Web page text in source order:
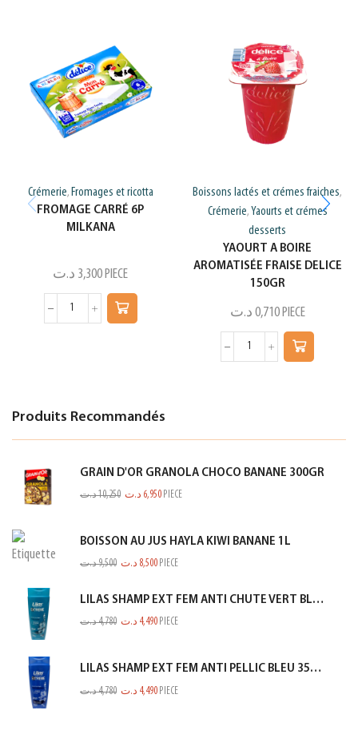
Crémerie, Fromages et ricotta
FROMAGE CARRÉ 6P
MILKANA
3,300 د.ت PIECE
Boissons lactés et crémes fraiches,
Crémerie, Yaourts et crémes
desserts
YAOURT A BOIRE
AROMATISÉE FRAISE DELICE
150GR
0,710 د.ت PIECE
Produits Recommandés
GRAIN D'OR GRANOLA CHOCO BANANE 300GR
10,250د.ت 6,950 د.ت PIECE
BOISSON AU JUS HAYLA KIWI BANANE 1L
9,500د.ت 8,500 د.ت PIECE
LILAS SHAMP EXT FEM ANTI CHUTE VERT BLEUTE 350ML
4,780د.ت 4,490 د.ت PIECE
LILAS SHAMP EXT FEM ANTI PELLIC BLEU 350ML
4,780د.ت 4,490 د.ت PIECE